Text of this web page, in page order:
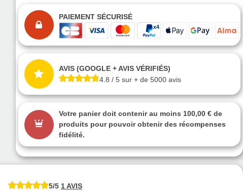
PAIEMENT SÉCURISÉ
AVIS (GOOGLE + AVIS VÉRIFIÉS)
4.8 / 5 sur + de 5000 avis
Votre panier doit contenir au moins 100,00 € de
produits pour pouvoir obtenir des récompenses
fidélité.
5/5 1 AVIS